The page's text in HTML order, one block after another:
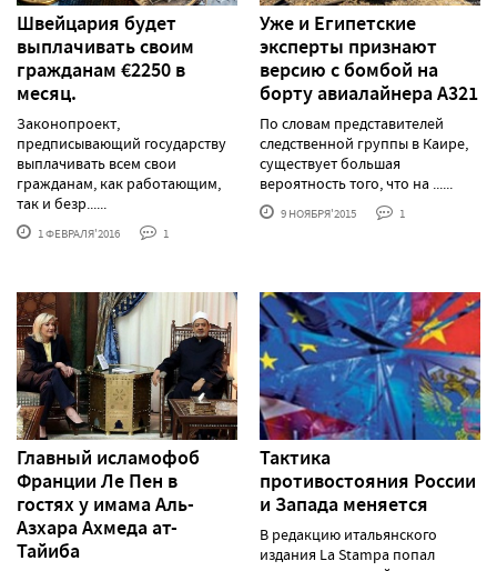
Швейцария будет
выплачивать своим
гражданам €2250 в
месяц.
Законопроект,
предписывающий государству
выплачивать всем свои
гражданам, как работающим,
так и безр......
1 ФЕВРАЛЯ'2016 1
Уже и Египетские
эксперты признают
версию с бомбой на
борту авиалайнера А321
По словам представителей
следственной группы в Каире,
существует большая
вероятность того, что на ......
9 НОЯБРЯ'2015 1
Главный исламофоб
Франции Ле Пен в
гостях у имама Аль-
Азхара Ахмеда ат-
Тайиба
Тактика
противостояния России
и Запада меняется
В редакцию итальянского
издания La Stampa попал